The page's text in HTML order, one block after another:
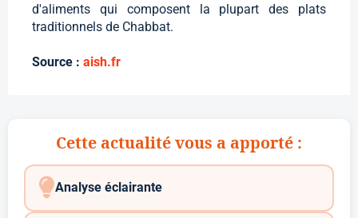
d'aliments qui composent la plupart des plats
traditionnels de Chabbat.
Source : aish.fr
Cette actualité vous a apporté :
Analyse éclairante